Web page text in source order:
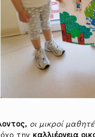
οι μικροί
τηνκαλλιέργεια